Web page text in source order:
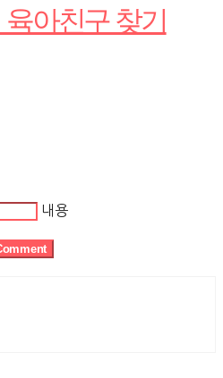
아친구 찾기
내용